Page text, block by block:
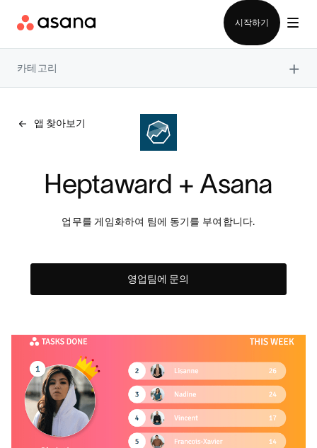
시작하기
카테고리 ×
앱 찾아보기
Heptaward + Asana
업무를 게임화하여 팀에 동기를 부여합니다.
영업팀에 문의